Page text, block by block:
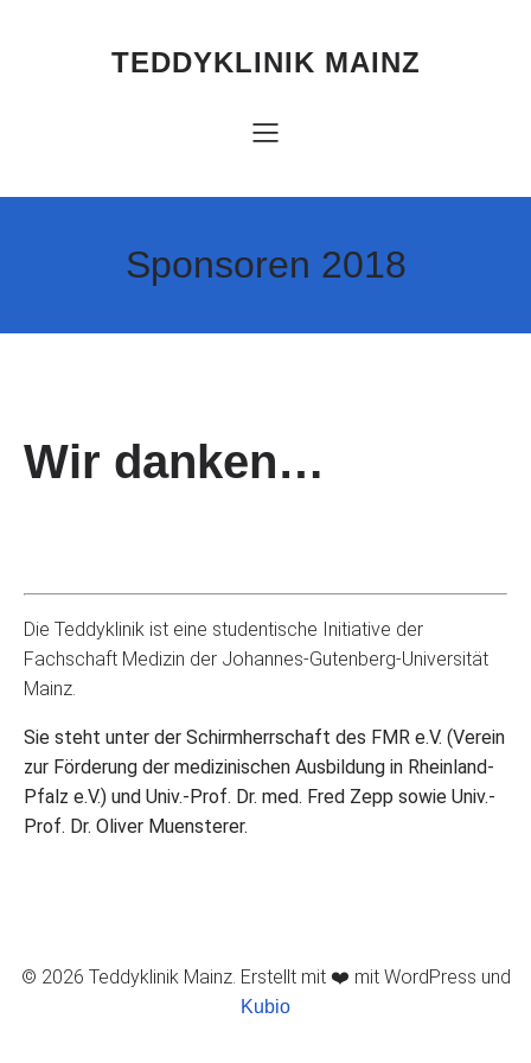
TEDDYKLINIK MAINZ
Sponsoren 2018
Wir danken…
Die Teddyklinik ist eine studentische Initiative der
Fachschaft Medizin der Johannes-Gutenberg-Universität
Mainz.
Sie steht unter der Schirmherrschaft des FMR e.V. (Verein
zur Förderung der medizinischen Ausbildung in Rheinland-
Pfalz e.V.) und Univ.-Prof. Dr. med. Fred Zepp sowie Univ.-
Prof. Dr. Oliver Muensterer.
© 2026 Teddyklinik Mainz. Erstellt mit ❤️ mit WordPress und
Kubio